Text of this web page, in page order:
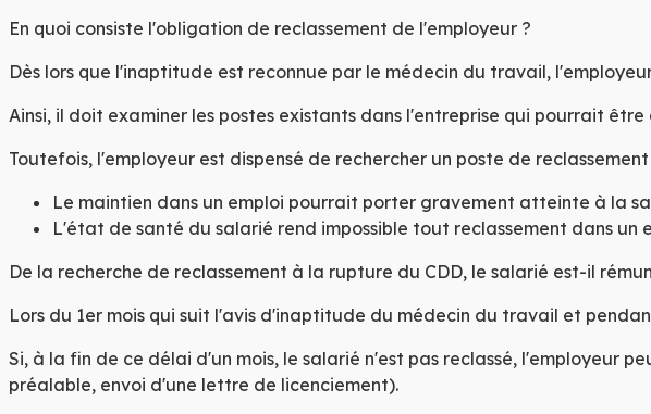
les-
En quoi consiste l'obligation de reclassement de l'employeur ?
Dès lors que l'inaptitude est reconnue par le médecin du travail,
Ainsi, il doit examiner les postes existants dans l'entreprise qui pourrait
Toutefois, l'employeur est dispensé de rechercher un poste de
Le maintien dans un emploi pourrait porter gravement atteinte à la
L'état de santé du salarié rend impossible tout reclassement dans un
De la recherche de reclassement à la rupture du CDD, le salarié est-il
Lors du 1er mois qui suit l'avis d'inaptitude du médecin du travail et
Si, à la fin de ce délai d'un mois, le salarié n'est pas reclassé, l'employeur
préalable, envoi d'une lettre de licenciement).